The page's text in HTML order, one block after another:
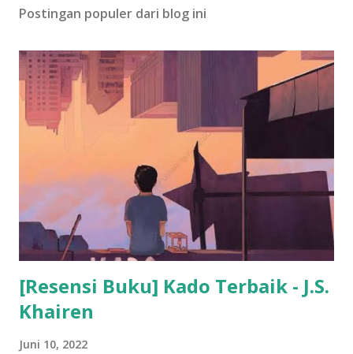
Postingan populer dari blog ini
[Resensi Buku] Kado Terbaik - J.S.
Khairen
Juni 10, 2022